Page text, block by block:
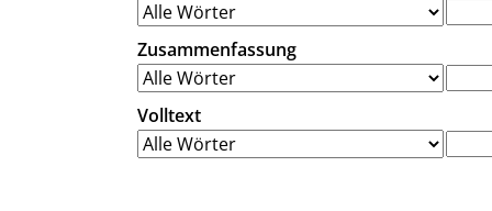
Zusammenfassung
Volltext